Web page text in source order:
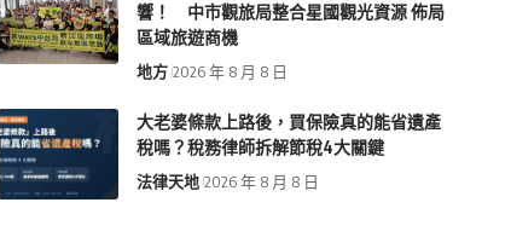
響！ 中市觀旅局整合星國觀光資源 佈局
區域旅遊商機
地方 2026 年 8 月 8 日
大老婆條款上路後，買保險真的能省遺產
稅嗎？稅務律師拆解節稅4大關鍵
法律天地 2026 年 8 月 8 日